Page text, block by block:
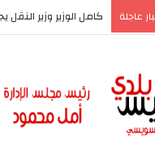
عاجلة كامل الوزير وزير